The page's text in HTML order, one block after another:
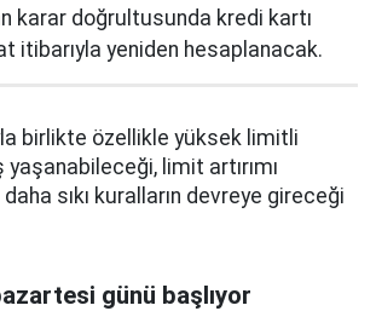
karar doğrultusunda kredi kartı
itibarıyla yeniden hesaplanacak.
birlikte özellikle yüksek limitli
limit artırımı
sıkı kuralların devreye gireceği
günü başlıyor